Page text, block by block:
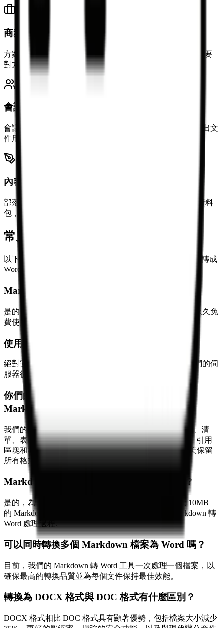
商務資料與正式文件
方案書、標書、SOW、產品白皮書。排版統一可列印，需要
對方編輯時提供 Docx。
會議與溝通協作
會議記錄、需求評審、決策記錄。方便團隊協作追蹤，匯出文
件用於存檔或傳送。
內容創作與發佈
部落格、產品文案、知識庫。作為內容源，匯出 PDF 做資料
包，Docx 供編輯潤色。
常見問題 (FAQ)
以下整理了使用我們的免費線上轉換器將 Markdown 檔案轉成
Word 文件時最常見的問題與解答。
Markdown 轉 Word 轉換器真的完全免費嗎？
是的，我們的服務完全免費，無需註冊，無使用限制，永久免
費使用所有功能。
使用 Markdown 轉 Word 轉換器安全嗎？
絕對安全。所有檔案處理都在您的瀏覽器本地完成，我們的伺
服器從不接觸您的檔案，確保您的隱私和資料安全。
你們的 Markdown 轉 Word 轉換器支援哪些
Markdown 語法？
我們的轉換器支援所有標準 Markdown 語法，包括標題、清
單、表格、連結、圖片、程式碼區塊、粗體/斜體文字、引用
區塊和格式化元素。Markdown 轉 Word 的轉換過程完美保留
所有格式和結構。
Markdown 轉 Word 轉換有檔案大小限制嗎？
是的，為了確保最佳效能和快速轉換，我們支援最大 10MB
的 Markdown 檔案。這個限制確保了快速可靠的 Markdown 轉
Word 處理過程。
可以同時轉換多個 Markdown 檔案為 Word 嗎？
目前，我們的 Markdown 轉 Word 工具一次處理一個檔案，以
確保最高的轉換品質並為每個文件保持最佳效能。
轉換為 DOCX 格式與 DOC 格式有什麼區別？
DOCX 格式相比 DOC 格式具有顯著優勢，包括檔案大小減少